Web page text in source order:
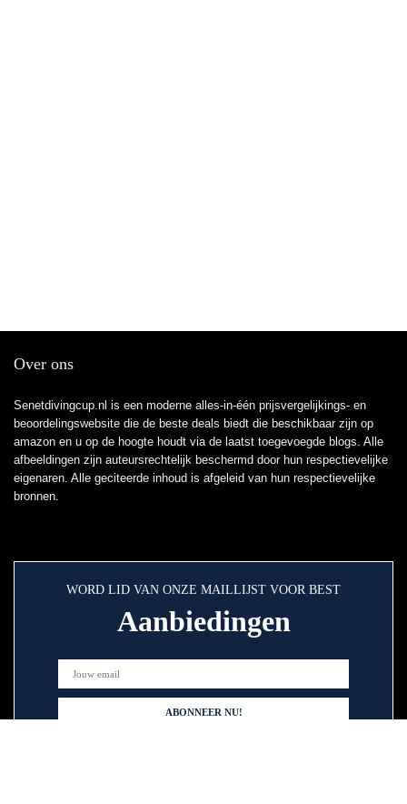
Over ons
Senetdivingcup.nl is een moderne alles-in-één prijsvergelijkings- en
beoordelingswebsite die de beste deals biedt die beschikbaar zijn op
amazon en u op de hoogte houdt via de laatst toegevoegde blogs. Alle
afbeeldingen zijn auteursrechtelijk beschermd door hun respectievelijke
eigenaren. Alle geciteerde inhoud is afgeleid van hun respectievelijke
bronnen.
WORD LID VAN ONZE MAILLIJST VOOR BEST
Aanbiedingen